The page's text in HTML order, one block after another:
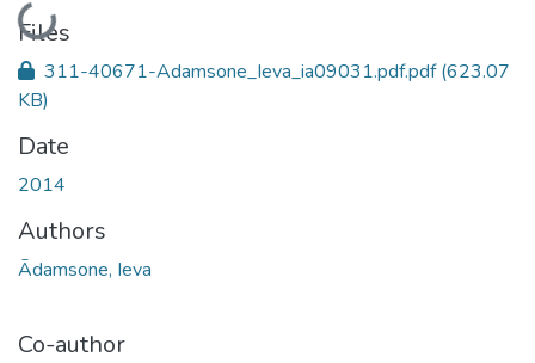
Loading...
Files
311-40671-Adamsone_Ieva_ia09031.pdf.pdf(623.07
KB)
Date
2014
Authors
Ādamsone, Ieva
Co-author